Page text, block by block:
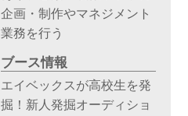
企画・制作やマネジメント
業務を行う
ブース情報
エイベックスが高校生を発
掘！新人発掘オーディショ